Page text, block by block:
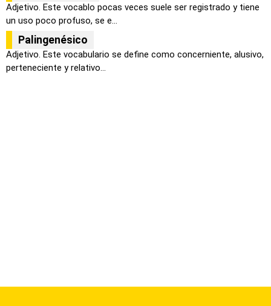
Adjetivo. Este vocablo pocas veces suele ser registrado y tiene
un uso poco profuso, se e...
Palingenésico
Adjetivo. Este vocabulario se define como concerniente, alusivo,
perteneciente y relativo...